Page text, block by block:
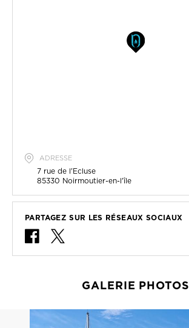
ADRESSE
7 rue de l'Ecluse
85330 Noirmoutier-en-l'île
PARTAGEZ SUR LES RÉSEAUX SOCIAUX
GALERIE PHOTOS